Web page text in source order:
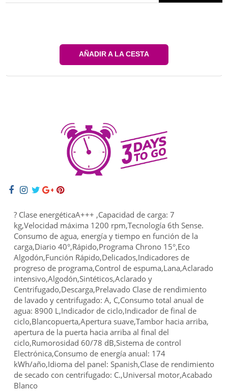
AÑADIR A LA CESTA
? Clase energéticaA+++ ,Capacidad de carga: 7
kg,Velocidad máxima 1200 rpm,Tecnología 6th Sense.
Consumo de agua, energía y tiempo en función de la
carga,Diario 40°,Rápido,Programa Chrono 15°,Eco
Algodón,Función Rápido,Delicados,Indicadores de
progreso de programa,Control de espuma,Lana,Aclarado
intensivo,Algodón,Sintéticos,Aclarado y
Centrifugado,Descarga,Prelavado Clase de rendimiento
de lavado y centrifugado: A, C,Consumo total anual de
agua: 8900 L,Indicador de ciclo,Indicador de final de
ciclo,Blancopuerta,Apertura suave,Tambor hacia arriba,
apertura de la puerta hacia arriba al final del
ciclo,Rumorosidad 60/78 dB,Sistema de control
Electrónica,Consumo de energía anual: 174
kWh/año,Idioma del panel: Spanish,Clase de rendimiento
de secado con centrifugado: C.,Universal motor,Acabado
Blanco